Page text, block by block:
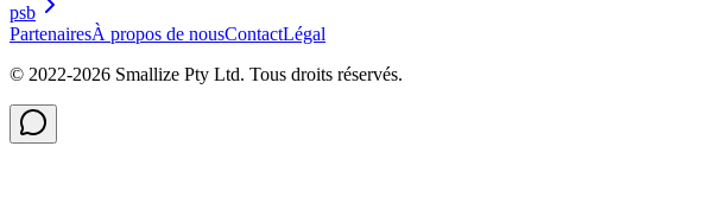
psb
PartenairesÀ propos de nousContactLégal
© 2022-2026 Smallize Pty Ltd. Tous droits réservés.